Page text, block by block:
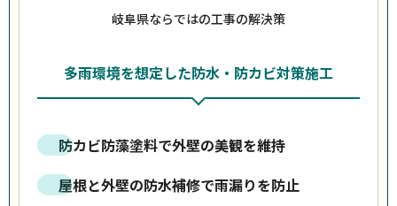
岐阜県ならではの工事の解決策
多雨環境を想定した防水・防カビ対策施工
防カビ防藻塗料で外壁の美観を維持
屋根と外壁の防水補修で雨漏りを防止